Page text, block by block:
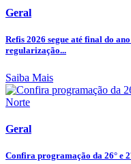
Geral
Refis 2026 segue até final do
regularização...
Saiba Mais
Geral
Confira programação da 26° e